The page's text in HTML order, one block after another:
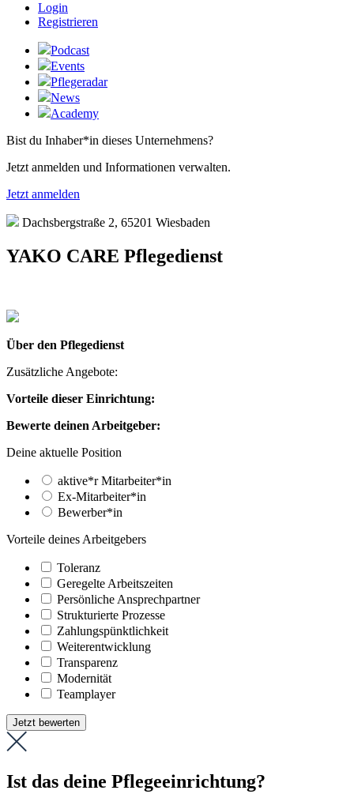
Login
Registrieren
Podcast
Events
Pflegeradar
News
Academy
Bist du Inhaber*in dieses Unternehmens?
Jetzt anmelden und Informationen verwalten.
Jetzt anmelden
Dachsbergstraße 2, 65201 Wiesbaden
YAKO CARE Pflegedienst
Über den Pflegedienst
Zusätzliche Angebote:
Vorteile dieser Einrichtung:
Bewerte deinen Arbeitgeber:
Deine aktuelle Position
aktive*r Mitarbeiter*in
Ex-Mitarbeiter*in
Bewerber*in
Vorteile deines Arbeitgebers
Toleranz
Geregelte Arbeitszeiten
Persönliche Ansprechpartner
Strukturierte Prozesse
Zahlungs­pünktlichkeit
Weiter­entwicklung
Transparenz
Modernität
Teamplayer
Jetzt bewerten
Ist das deine Pflegeeinrichtung?